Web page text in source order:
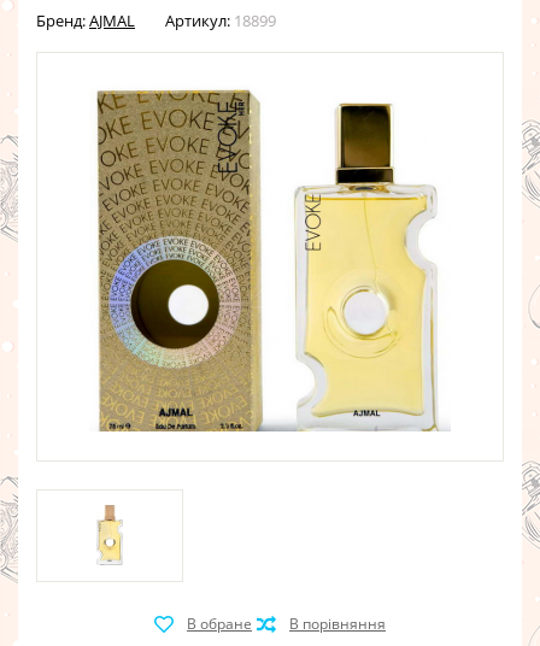
Бренд:AJMAL Артикул: 18899